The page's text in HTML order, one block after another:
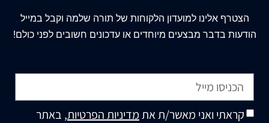
הצטרף אלינו למועדון הלקוחות של תורה שלמה וקבל במייל
הודעות בדבר מבצעים מיוחדים או עדכונים חשובים לפני כולם!
קראתי ואני מאשר/ת אתמדיניות הפרטיות, באתר